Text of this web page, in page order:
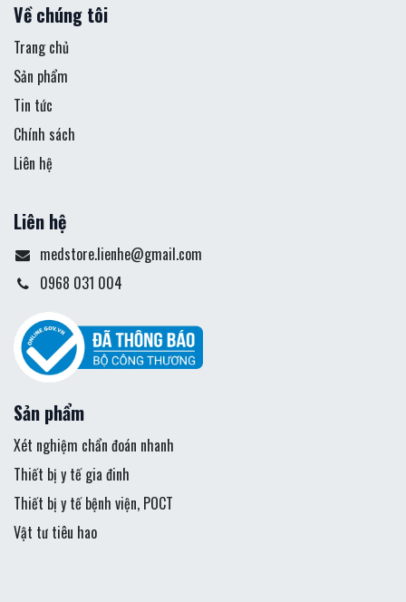
Về chúng tôi
Trang chủ
Sản phẩm
Tin tức
Chính sách
Liên hệ
Liên hệ
medstore.lienhe@gmail.com
0968 031 004
Sản phẩm
Xét nghiệm chẩn đoán nhanh
Thiết bị y tế gia đinh
Thiết bị y tế bệnh viện, POCT
Vật tư tiêu hao